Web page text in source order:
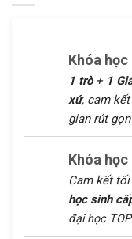
Khóa học
1 trò+ 1
xứ, cam
gian rút
Khóa học
Cam kết
học sinh
đại học